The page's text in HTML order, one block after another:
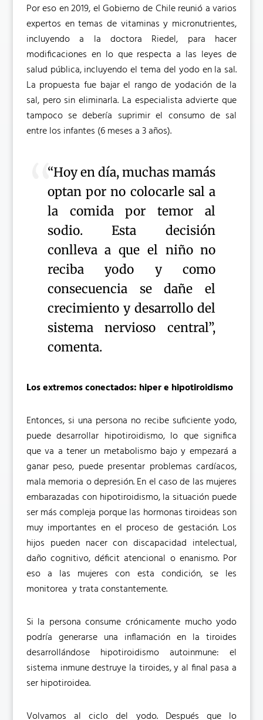
Por eso en 2019, el Gobierno de Chile reunió a varios
expertos en temas de vitaminas y micronutrientes,
incluyendo a la doctora Riedel, para hacer
modificaciones en lo que respecta a las leyes de
salud pública, incluyendo el tema del yodo en la sal.
La propuesta fue bajar el rango de yodación de la
sal, pero sin eliminarla. La especialista advierte que
tampoco se debería suprimir el consumo de sal
entre los infantes (6 meses a 3 años).
“Hoy en día, muchas mamás
optan por no colocarle sal a
la comida por temor al
sodio. Esta decisión
conlleva a que el niño no
reciba yodo y como
consecuencia se dañe el
crecimiento y desarrollo del
sistema nervioso central”,
comenta.
Los extremos conectados: hiper e hipotiroidismo
Entonces, si una persona no recibe suficiente yodo,
puede desarrollar hipotiroidismo, lo que significa
que va a tener un metabolismo bajo y empezará a
ganar peso, puede presentar problemas cardíacos,
mala memoria o depresión. En el caso de las mujeres
embarazadas con hipotiroidismo, la situación puede
ser más compleja porque las hormonas tiroideas son
muy importantes en el proceso de gestación. Los
hijos pueden nacer con discapacidad intelectual,
daño cognitivo, déficit atencional o enanismo. Por
eso a las mujeres con esta condición, se les
monitorea y trata constantemente.
Si la persona consume crónicamente mucho yodo
podría generarse una inflamación en la tiroides
desarrollándose hipotiroidismo autoinmune: el
sistema inmune destruye la tiroides, y al final pasa a
ser hipotiroidea.
Volvamos al ciclo del yodo. Después que lo